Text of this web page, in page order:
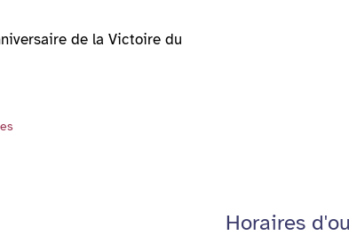
de la Victoire du
Horaires